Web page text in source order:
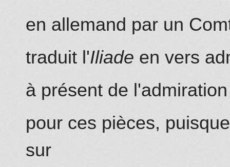
en allemand par un
traduit l'Iliade en vers
à présent de
pour ces pièces,
sur